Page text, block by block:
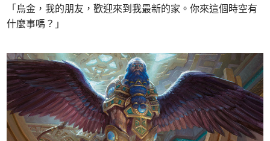
「烏金，我的朋友，歡迎來到我最新的家。你來這個時空有
什麼事嗎？」